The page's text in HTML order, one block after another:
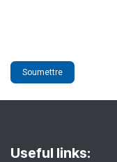
Soumettre
Useful links: